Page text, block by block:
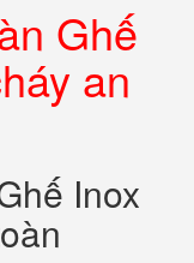
Ghế
an
Inox